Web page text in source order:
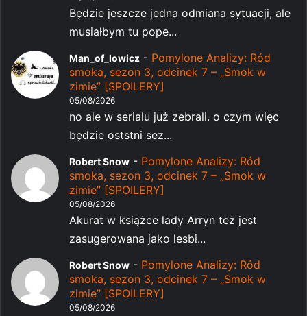
Będzie jeszcze jedna odmiana sytuacji, ale
musiałbym tu pope...
Man_of_lowicz - Pomylone Analizy: Ród
smoka, sezon 3, odcinek 7 – „Smok w
zimie” [SPOILERY]
05/08/2026
no ale w serialu już zebrali. o czym więc
będzie oststni sez...
Robert Snow - Pomylone Analizy: Ród
smoka, sezon 3, odcinek 7 – „Smok w
zimie” [SPOILERY]
05/08/2026
Akurat w książce lady Arryn też jest
zasugerowana jako lesbi...
Robert Snow - Pomylone Analizy: Ród
smoka, sezon 3, odcinek 7 – „Smok w
zimie” [SPOILERY]
05/08/2026